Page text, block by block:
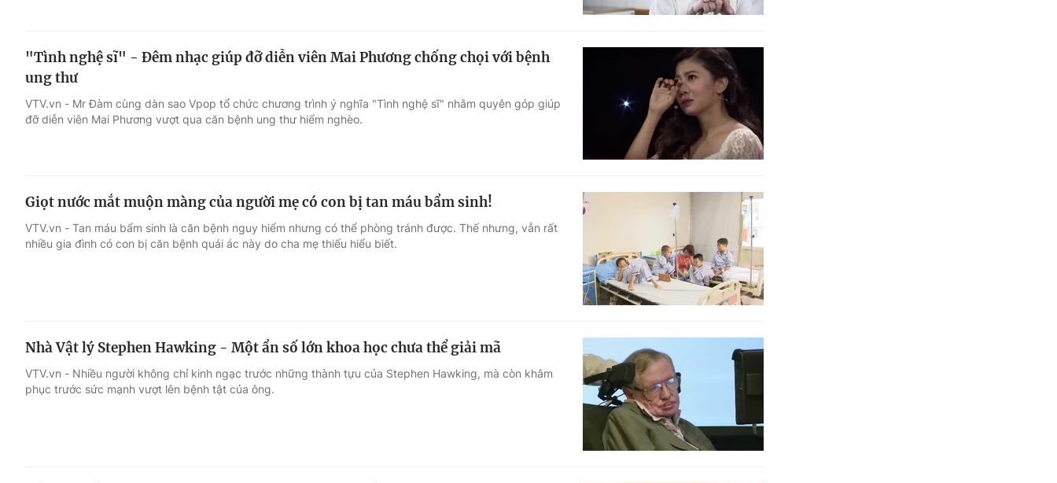
"Tình nghệ sĩ" - Đêm nhạc giúp đỡ diễn viên Mai Phương chống chọi với bệnh
ung thư
VTV.vn - Mr Đàm cùng dàn sao Vpop tổ chức chương trình ý nghĩa "Tình nghệ sĩ" nhằm quyên góp giúp
đỡ diễn viên Mai Phương vượt qua căn bệnh ung thư hiểm nghèo.
Giọt nước mắt muộn màng của người mẹ có con bị tan máu bẩm sinh!
VTV.vn - Tan máu bẩm sinh là căn bệnh nguy hiểm nhưng có thể phòng tránh được. Thế nhưng, vẫn rất
nhiều gia đình có con bị căn bệnh quái ác này do cha mẹ thiếu hiểu biết.
Nhà Vật lý Stephen Hawking - Một ẩn số lớn khoa học chưa thể giải mã
VTV.vn - Nhiều người không chỉ kinh ngạc trước những thành tựu của Stephen Hawking, mà còn khâm
phục trước sức mạnh vượt lên bệnh tật của ông.